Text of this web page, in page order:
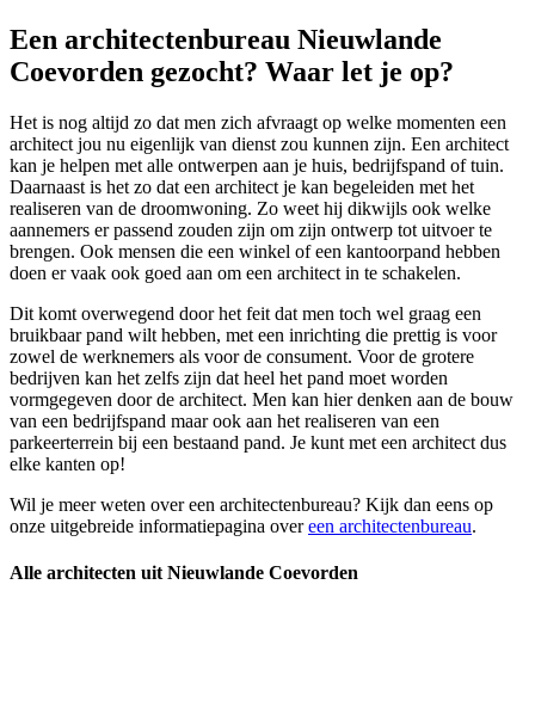
Een architectenbureau Nieuwlande
Coevorden gezocht? Waar let je op?
Het is nog altijd zo dat men zich afvraagt op welke momenten een
architect jou nu eigenlijk van dienst zou kunnen zijn. Een architect
kan je helpen met alle ontwerpen aan je huis, bedrijfspand of tuin.
Daarnaast is het zo dat een architect je kan begeleiden met het
realiseren van de droomwoning. Zo weet hij dikwijls ook welke
aannemers er passend zouden zijn om zijn ontwerp tot uitvoer te
brengen. Ook mensen die een winkel of een kantoorpand hebben
doen er vaak ook goed aan om een architect in te schakelen.
Dit komt overwegend door het feit dat men toch wel graag een
bruikbaar pand wilt hebben, met een inrichting die prettig is voor
zowel de werknemers als voor de consument. Voor de grotere
bedrijven kan het zelfs zijn dat heel het pand moet worden
vormgegeven door de architect. Men kan hier denken aan de bouw
van een bedrijfspand maar ook aan het realiseren van een
parkeerterrein bij een bestaand pand. Je kunt met een architect dus
elke kanten op!
Wil je meer weten over een architectenbureau? Kijk dan eens op
onze uitgebreide informatiepagina overeen architectenbureau.
Alle architecten uit Nieuwlande Coevorden